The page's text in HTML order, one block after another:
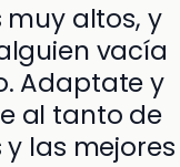
altos, y
vacía
Adaptate y
al tanto de
las mejores